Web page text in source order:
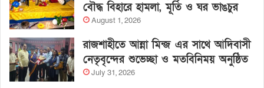
বৌদ্ধ বিহারে হামলা, মূর্তি ও ঘর ভাঙচুর
August 1, 2026
রাজশাহীতে আন্না মিন্জ এর সাথে আদিবাসী
নেতৃবৃন্দের শুভেচ্ছা ও মতবিনিময় অনুষ্ঠিত
July 31, 2026